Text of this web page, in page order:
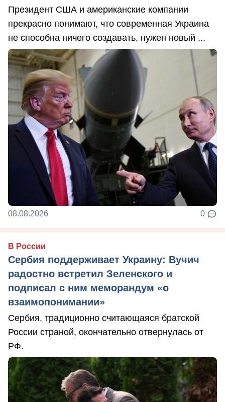
Президент США и американские компании
прекрасно понимают, что современная Украина
не способна ничего создавать, нужен новый ...
08.08.2026 0
В России
Сербия поддерживает Украину: Вучич
радостно встретил Зеленского и
подписал с ним меморандум «о
взаимопонимании»
Сербия, традиционно считающаяся братской
России страной, окончательно отвернулась от
РФ.